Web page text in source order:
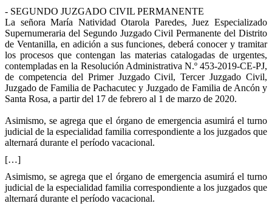
- SEGUNDO JUZGADO CIVIL PERMANENTE
La señora María Natividad Otarola Paredes, Juez Especializado
Supernumeraria del Segundo Juzgado Civil Permanente del Distrito
de Ventanilla, en adición a sus funciones, deberá conocer y tramitar
los procesos que contengan las materias catalogadas de urgentes,
contempladas en la Resolución Administrativa N.º 453-2019-CE-PJ,
de competencia del Primer Juzgado Civil, Tercer Juzgado Civil,
Juzgado de Familia de Pachacutec y Juzgado de Familia de Ancón y
Santa Rosa, a partir del 17 de febrero al 1 de marzo de 2020.
Asimismo, se agrega que el órgano de emergencia asumirá el turno
judicial de la especialidad familia correspondiente a los juzgados que
alternará durante el período vacacional.
[…]
Asimismo, se agrega que el órgano de emergencia asumirá el turno
judicial de la especialidad familia correspondiente a los juzgados que
alternará durante el período vacacional.